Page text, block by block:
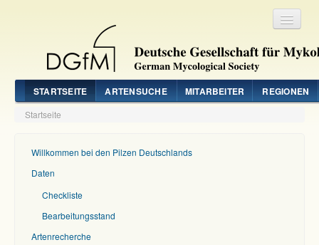
STARTSEITE ARTENSUCHE MITARBEITER REGIONEN
Startseite
Willkommen bei den Pilzen Deutschlands
Daten
Checkliste
Bearbeitungsstand
Artenrecherche